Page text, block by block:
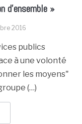
d’ensemble »
2016
publics
à une volonté
les moyens"
(…)